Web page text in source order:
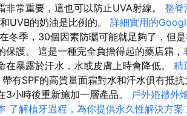
非常重要，這也可以防止UVA射線。 整脊
UVB的奶油是比例的。 詳細實用的
在冬季，30個因素防曬可能就足夠了，但
保護。 這是一種完全負擔得起的藥店霜，
在暴露於汗水，水或皮膚上時會降低。 精
帶有SPF的高質量面霜對水和汗水俱有抵
3小時後重新施加一層產品。
戶外婚禮外
了解植牙過程，為你提供永久性解決方案